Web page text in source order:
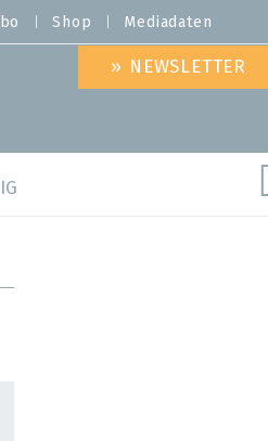
Shop Mediadaten
» NEWSLETTER